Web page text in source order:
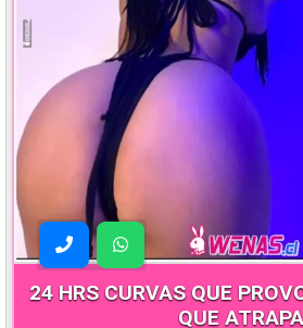
24 HRS CURVAS QUE PROVOCAN
QUE